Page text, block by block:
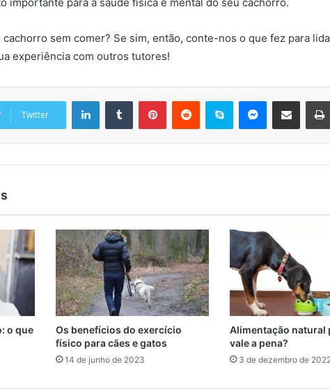
cachorro sem comer? Se sim, então, conte-nos o que fez para
experiência com outros tutores!
Twitter
LinkedinTumblr PinterestReddit Skype Messenger
Compartilhar via e-mail
o que
Os benefícios do exercício
físico para cães e gatos
14 de junho de 2023
Alimentação natural
vale a pena?
3 de dezembro de